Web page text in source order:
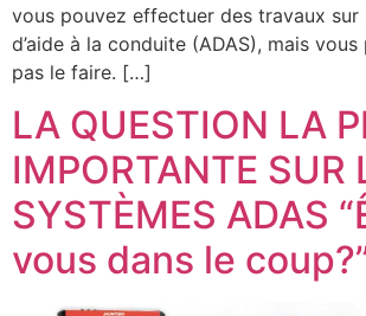
vous pouvez effectuer des travaux sur
d’aide à la conduite (ADAS), mais
pas le faire. […]
LA QUESTION LA
IMPORTANTE SUR
SYSTÈMES ADAS
vous dans le